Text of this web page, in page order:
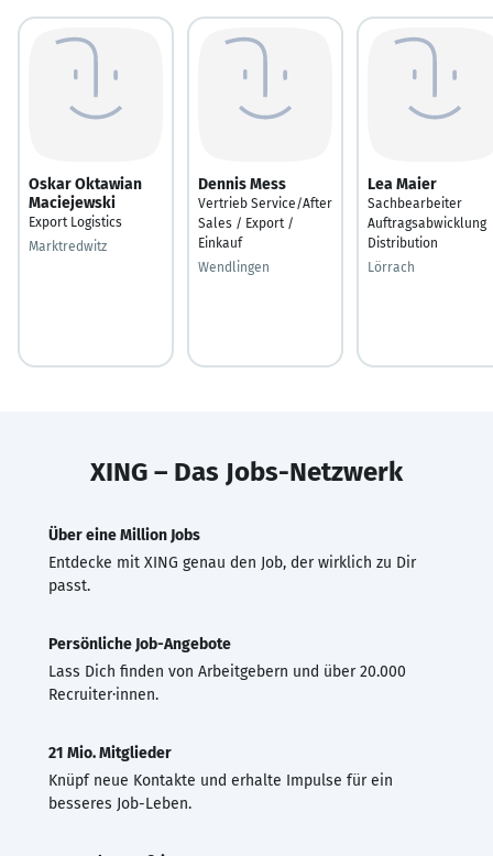
Oskar Oktawian
Maciejewski
Export Logistics
Marktredwitz
Dennis Mess
Vertrieb Service/After
Sales / Export /
Einkauf
Wendlingen
Lea Maier
Sachbearbeiter
Auftragsabwicklung
Distribution
Lörrach
XING – Das Jobs-Netzwerk
Über eine Million Jobs
Entdecke mit XING genau den Job, der wirklich zu Dir
passt.
Persönliche Job-Angebote
Lass Dich finden von Arbeitgebern und über 20.000
Recruiter·innen.
21 Mio. Mitglieder
Knüpf neue Kontakte und erhalte Impulse für ein
besseres Job-Leben.